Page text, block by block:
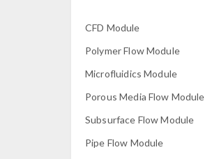
CFD Module
Polymer Flow Module
Microfluidics Module
Porous Media Flow Module
Subsurface Flow Module
Pipe Flow Module